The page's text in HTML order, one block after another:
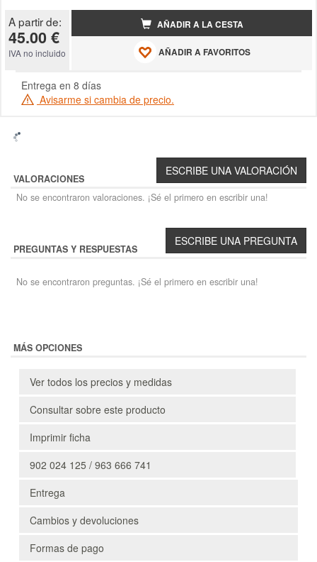
A partir de:
45.00 €
IVA no incluido
AÑADIR A LA CESTA
AÑADIR A FAVORITOS
Entrega en 8 días
Avisarme si cambia de precio.
VALORACIONES
No se encontraron valoraciones. ¡Sé el primero en escribir una!
PREGUNTAS Y RESPUESTAS
No se encontraron preguntas. ¡Sé el primero en escribir una!
MÁS OPCIONES
Ver todos los precios y medidas
Consultar sobre este producto
Imprimir ficha
902 024 125 / 963 666 741
Entrega
Cambios y devoluciones
Formas de pago